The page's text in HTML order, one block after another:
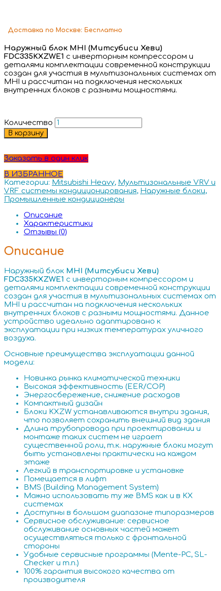
Доставка по Москве: Бесплатно
Наружный блок MHI (Митсубиси Хеви)
FDC335KXZWE1 с инверторным компрессором и
деталями комплектации современной конструкции
создан для участия в мультизональных системах от
MHI и рассчитан на подключения нескольких
внутренних блоков с разными мощностями.
Количество
В корзину
Заказать в один клик
В ИЗБРАННОЕ
Категории: Mitsubishi Heavy, Мультизональные VRV и
VRF системы кондиционирования, Наружные блоки,
Промышленные кондиционеры
Описание
Характеристики
Отзывы (0)
Описание
Наружный блок MHI (Митсубиси Хеви)
FDC335KXZWE1 с инверторным компрессором и
деталями комплектации современной конструкции
создан для участия в мультизональных системах от
MHI и рассчитан на подключения нескольких
внутренних блоков с разными мощностями. Данное
устройство идеально адаптировано к
эксплуатации при низких температурах уличного
воздуха.
Основные преимущества эксплуатации данной
модели:
Новинка рынка климатической техники
Высокая эффективность (EER/COP)
Энергосбережение, снижение расходов
Компактный дизайн
Блоки KXZW устанавливаются внутри здания,
что позволяет сохранить внешний вид здания
Длина трубопровода при проектировании и
монтаже таких систем не играет
существенной роли, т.к. наружные блоки могут
быть установлены практически на каждом
этаже
Легкий в транспортировке и установке
Помещается в лифт
BMS (Building Management System)
Можно использовать ту же BMS как и в KX
системах
Доступны в большом диапазоне типоразмеров
Сервисное обслуживание: сервисное
обслуживание основных частей может
осуществляться только с фронтальной
стороны
Удобные сервисные программы (Mente-PC, SL-
Checker и т.п.)
100% гарантия высокого качества от
производителя